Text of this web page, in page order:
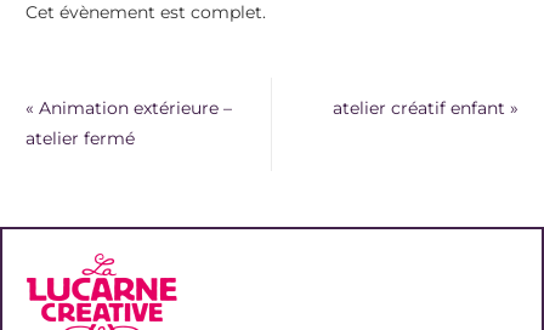
Cet évènement est complet.
« Animation extérieure –
atelier fermé
atelier créatif enfant »